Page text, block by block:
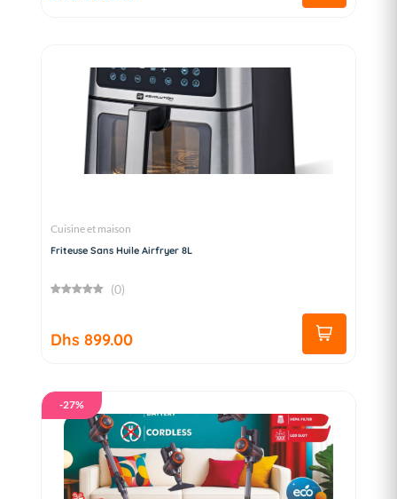
Cuisine et maison
Friteuse Sans Huile Airfryer 8L
(0)
Dhs 899.00
-27%